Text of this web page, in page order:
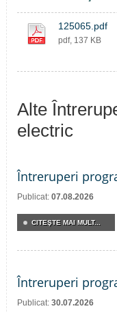
125065.pdf
pdf, 137 KB
Alte
electric
Întreruperi
Publicat: 07.08.2026
CITEŞTE MAI MULT...
Întreruperi
Publicat: 30.07.2026